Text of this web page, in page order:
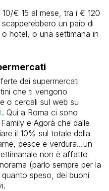
€ 15 al mese, tra i € 120
un paio di
hotel, o una settimana in
dei supermercati
che ti vengono
o cercali sul web su
. Qui a Roma ci sono
e Agorà che dalle
il 10% sul totale della
pesce e verdura…un
non è affatto
(parlo sempre per la
speso, dei buoni